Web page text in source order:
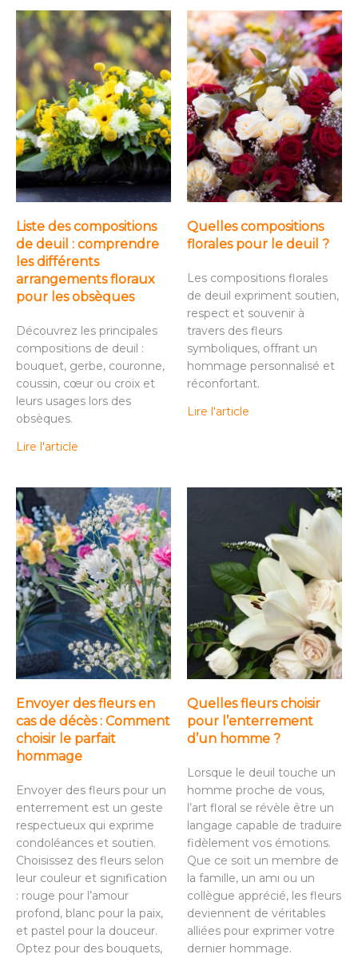
Liste des compositions
de deuil : comprendre
les différents
arrangements floraux
pour les obsèques
Découvrez les principales
compositions de deuil :
bouquet, gerbe, couronne,
coussin, cœur ou croix et
leurs usages lors des
obsèques.
Lire l'article
Quelles compositions
florales pour le deuil ?
Les compositions florales
de deuil expriment soutien,
respect et souvenir à
travers des fleurs
symboliques, offrant un
hommage personnalisé et
réconfortant.
Lire l'article
Envoyer des fleurs en
cas de décès : Comment
choisir le parfait
hommage
Envoyer des fleurs pour un
enterrement est un geste
respectueux qui exprime
condoléances et soutien.
Choisissez des fleurs selon
leur couleur et signification
: rouge pour l’amour
profond, blanc pour la paix,
et pastel pour la douceur.
Optez pour des bouquets,
Quelles fleurs choisir
pour l’enterrement
d’un homme ?
Lorsque le deuil touche un
homme proche de vous,
l’art floral se révèle être un
langage capable de traduire
fidèlement vos émotions.
Que ce soit un membre de
la famille, un ami ou un
collègue apprécié, les fleurs
deviennent de véritables
alliées pour exprimer votre
dernier hommage.